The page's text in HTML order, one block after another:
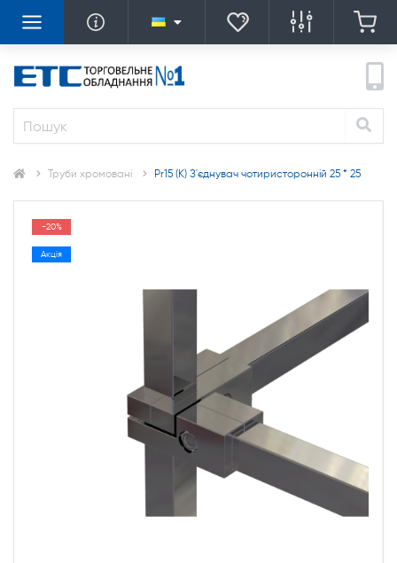
Труби хромовані Pr15 (К) З'єднувач чотиристоронній 25 * 25
-20%
Акція